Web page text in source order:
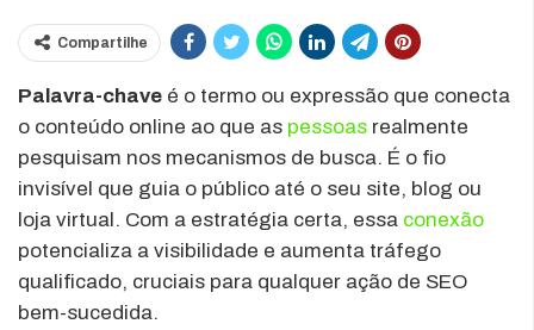
Compartilhe
Palavra-chave é o termo ou expressão que conecta
o conteúdo online ao que as pessoas realmente
pesquisam nos mecanismos de busca. É o fio
invisível que guia o público até o seu site, blog ou
loja virtual. Com a estratégia certa, essa conexão
potencializa a visibilidade e aumenta tráfego
qualificado, cruciais para qualquer ação de SEO
bem-sucedida.